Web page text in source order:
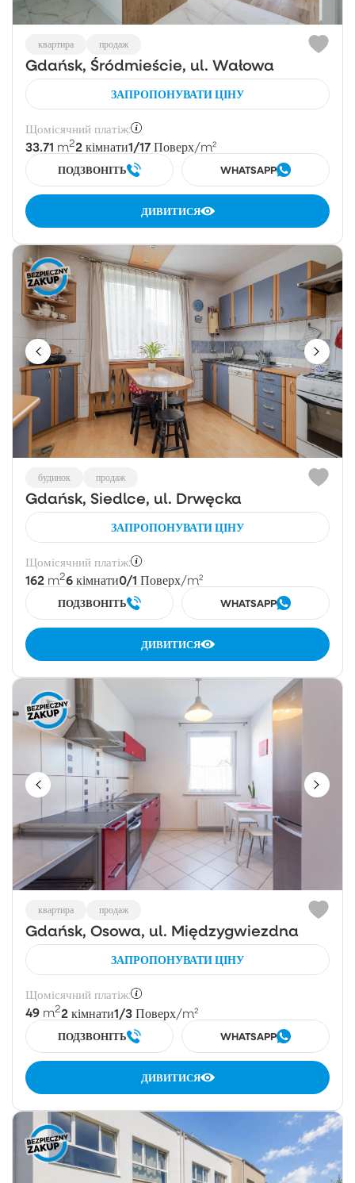
квартира продаж
Gdańsk, Śródmieście, ul. Wałowa
ЗАПРОПОНУВАТИ ЦІНУ
Щомісячний платіж:
33.71 m22 кімнати1/17 Поверх/m²
ПОДЗВОНІТЬ WHATSAPP
ДИВИТИСЯ
будинок продаж
Gdańsk, Siedlce, ul. Drwęcka
ЗАПРОПОНУВАТИ ЦІНУ
Щомісячний платіж:
162 m26 кімнати0/1 Поверх/m²
ПОДЗВОНІТЬ WHATSAPP
ДИВИТИСЯ
квартира продаж
Gdańsk, Osowa, ul. Międzygwiezdna
ЗАПРОПОНУВАТИ ЦІНУ
Щомісячний платіж:
49 m22 кімнати1/3 Поверх/m²
ПОДЗВОНІТЬ WHATSAPP
ДИВИТИСЯ